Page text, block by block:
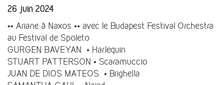
26 juin 2024
•• Ariane à Naxos •• avec le Budapest Festival Orchestra
au Festival de Spoleto
GURGEN BAVEYAN • Harlequin
STUART PATTERSON • Scaramuccio
JUAN DE DIOS MATEOS • Brighella